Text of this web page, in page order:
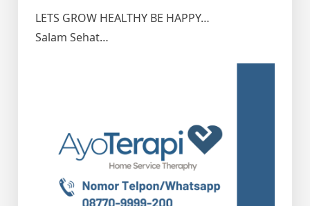
LETS GROW HEALTHY BE HAPPY…
Salam Sehat…